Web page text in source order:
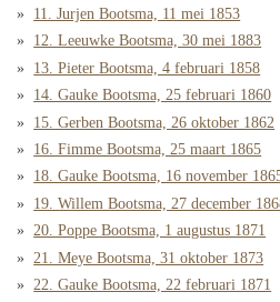
11. Jurjen Bootsma, 11 mei 1853
12. Leeuwke Bootsma, 30 mei 1883
13. Pieter Bootsma, 4 februari 1858
14. Gauke Bootsma, 25 februari 1860
15. Gerben Bootsma, 26 oktober 1862
16. Fimme Bootsma, 25 maart 1865
18. Gauke Bootsma, 16 november
19. Willem Bootsma, 27 december
20. Poppe Bootsma, 1 augustus 1871
21. Meye Bootsma, 31 oktober 1873
22. Gauke Bootsma, 22 februari 1871